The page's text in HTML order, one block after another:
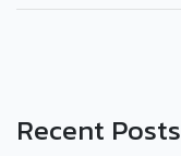
Recent Posts